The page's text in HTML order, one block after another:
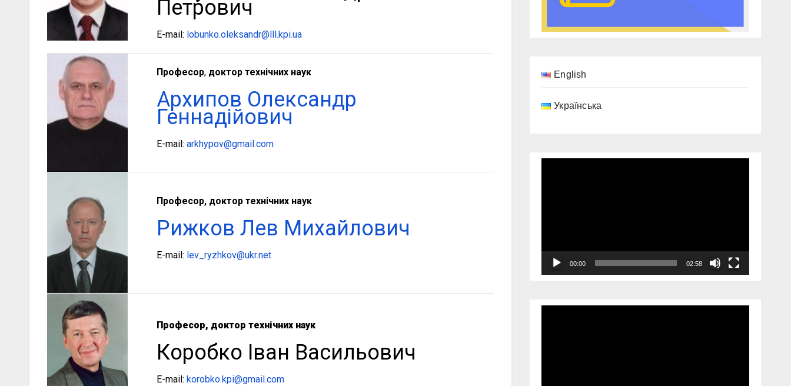
Петрович
E-mail: lobunko.oleksandr@lll.kpi.ua
Професор, доктор технічних наук
‪Архипов Олександр
Геннадійович
E-mail:arkhypov@gmail.com
Професор, доктор технічних наук
Рижков Лев Михайлович
E-mail: lev_ryzhkov@ukr.net
Професор, доктор технічних наук
Коробко Іван Васильович
E-mail:korobko.kpi@gmail.com
English
Українська
00:00 02:58